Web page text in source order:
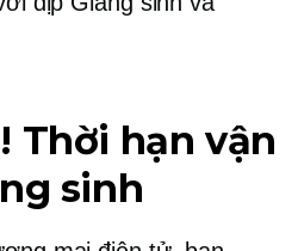
Thời hạn vận
sinh